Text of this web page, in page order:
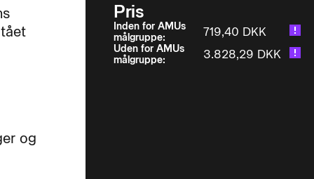
og
Pris
Inden for AMUs
målgruppe:
719,40 DKK
Uden for AMUs
målgruppe:
3.828,29 DKK